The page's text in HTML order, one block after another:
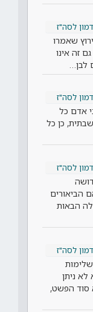
לסה"ז
שאמרו
זה אינו
לסה"ז
אדם כל
כן כל
לסה"ז
הביאורים
הבאות
לסה"ז
ניתן
הפשט,